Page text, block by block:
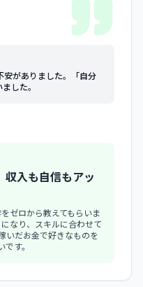
安がありました。「自分
した。
収入も自信もアッ
ゼロから教えてもらいま
なり、スキルに合わせて
いだお金で好きなものを
す。